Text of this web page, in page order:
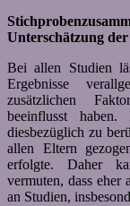
Unterschätzung
Bei allen Studien
Ergebnisse
zusätzlichen
beeinflusst
diesbezüglich zu
allen Eltern
erfolgte. Daher
vermuten, dass eher
an Studien,